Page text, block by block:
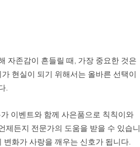
자존감이 흔들릴 때, 가장 중요한 것은
현실이 되기 위해서는 올바른 선택이
.
이벤트와 함께 사은품으로 칙칙이와
제든지 전문가의 도움을 받을 수 있습니
화가 사랑을 깨우는 신호가 됩니다.